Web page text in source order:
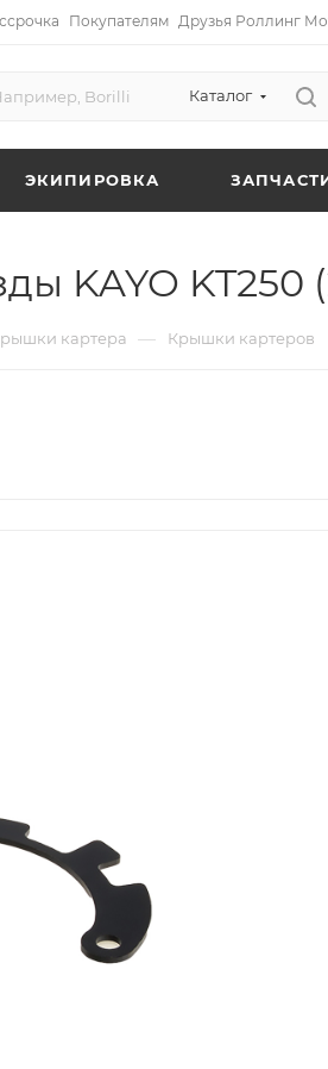
Покупателям Друзья Роллинг
Каталог
ЭКИПИРОВКА
KAYO KT250
картера — Крышки картеров